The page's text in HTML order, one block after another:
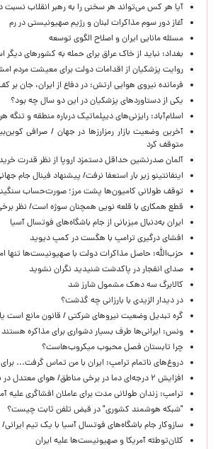
آیا هر کس می‌تواند هر سخنی را به رهبر انقلاب نسبت
آغاز دور سوم مذاکرات لبنان و رژیم صهیونیستی در رم
مسئله مانایی ایران و اصلاح الگوی توسعه
بغداد: نباید از خاک عراق برای حمله به کشورهای دیگر
روایت پزشکیان از اقدامات دولت برای معیشت مردم
فرمانده نیروی هوایی ارتش: در دفاع از ایران، جان بر
یکی از دستاوردهای پزشکیان در این دو سال چه بود؟
اسلام‌آباد: رایزنی‌های دیپلماتیک درباره منطقه و تنگه
متوقف کرد
آلمان صدرنشین حداقل دستمزد اروپا از نظر قدرت
اینفانتینو زیر بار استعفا نرفت/ پیشنهاد فینال جام
توقف طولانی کامیون‌ها پشت مرز؛ صورت‌حساب
قطع همکاری با قلعه نویی همچنان سوژه است/ نظر
ایران به‌دنبال میزبانی از جام باشگاه‌های فوتسال آسیا
افشای درگیری ترامپ با هگست در کمپ دیوید
حزب‌الله: حاصل مذاکرات دولت با صهیونیست‌ها تنها
صدای انفجار در پاکدشت شنیدید نگران نشوید
کالابرگ سه دهک مشمول شارز شد
در دیدار الزیدی با بارزانی چه گذشت؟
گره تبدیل وضعیت نیروهای شرکتی / قانون مانع است یا
ونس: ایرانی‌ها طرف بسیار دشواری برای مذاکره هستند
چرا تابستان فصل محبوب میکروب‌هاست؟
دروغ‌های ناتمام ترامپ: ایران با من تماس گرفت... برای
افزایش ۲ درجه‌ای دما در برخی مناطق/ هوای معتدل در نوار شمالی ایران
ترامپ: زندان طولانی مدت برای عاملان افشاگری‌ علیه
"شبکه هوشمند کشوری" در قبض تلفن ثابت چیست؟
سازوکار جام باشگاه‌های فوتسال آسیا با یک تیم
کلان‌توطئه آمریکا و صهیونیست‌ها علیه ایران